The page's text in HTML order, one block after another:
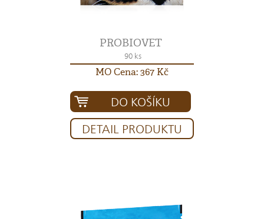
PROBIOVET
90 ks
MO Cena: 367 Kč
DO KOŠÍKU
DETAIL PRODUKTU